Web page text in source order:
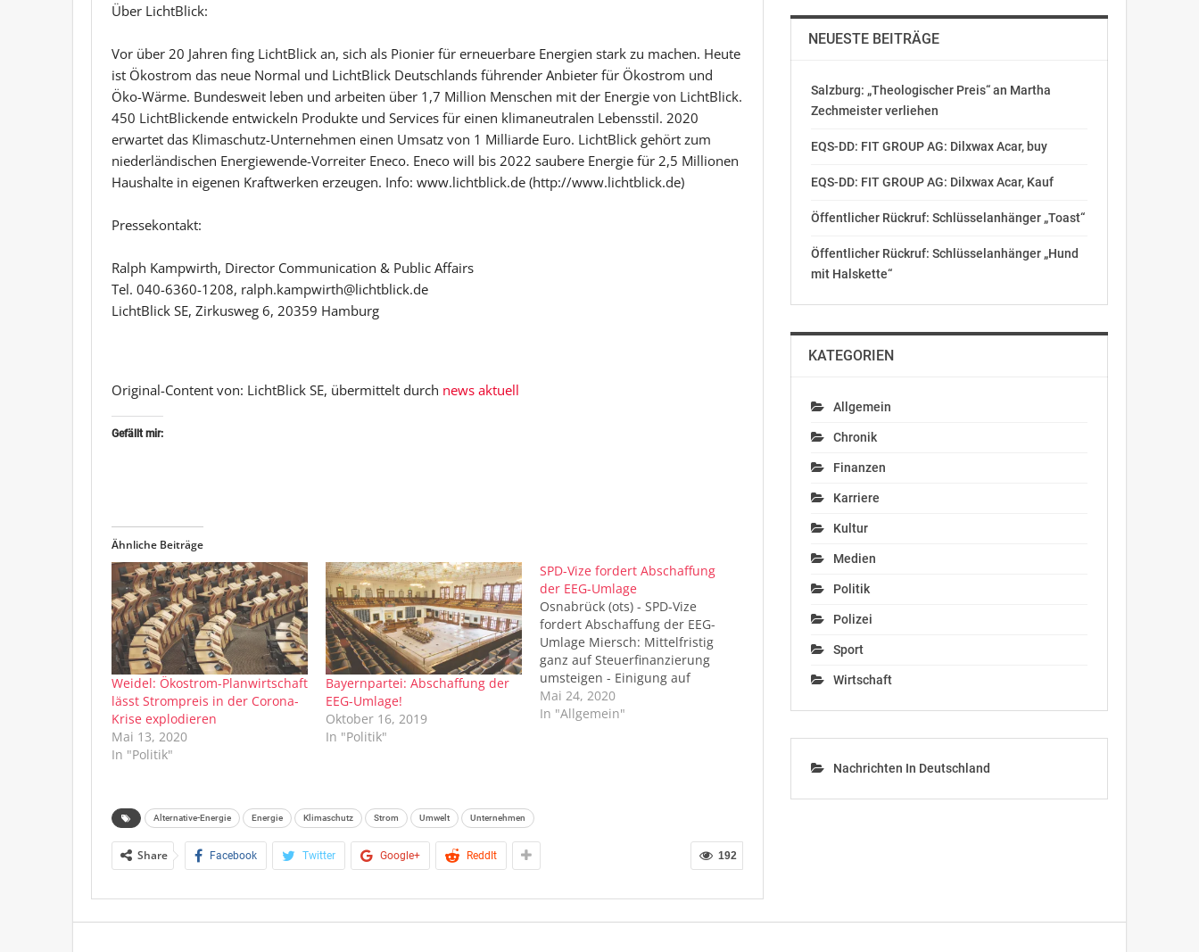
Über LichtBlick:
Vor über 20 Jahren fing LichtBlick an, sich als Pionier für erneuerbare Energien stark zu machen. Heute
ist Ökostrom das neue Normal und LichtBlick Deutschlands führender Anbieter für Ökostrom und
Öko-Wärme. Bundesweit leben und arbeiten über 1,7 Million Menschen mit der Energie von LichtBlick.
450 LichtBlickende entwickeln Produkte und Services für einen klimaneutralen Lebensstil. 2020
erwartet das Klimaschutz-Unternehmen einen Umsatz von 1 Milliarde Euro. LichtBlick gehört zum
niederländischen Energiewende-Vorreiter Eneco. Eneco will bis 2022 saubere Energie für 2,5 Millionen
Haushalte in eigenen Kraftwerken erzeugen. Info: www.lichtblick.de (http://www.lichtblick.de)
Pressekontakt:
Ralph Kampwirth, Director Communication & Public Affairs
Tel. 040-6360-1208, ralph.kampwirth@lichtblick.de
LichtBlick SE, Zirkusweg 6, 20359 Hamburg
Original-Content von: LichtBlick SE, übermittelt durch news aktuell
Gefällt mir:
Ähnliche Beiträge
Weidel: Ökostrom-Planwirtschaft
lässt Strompreis in der Corona-
Krise explodieren
Mai 13, 2020
In "Politik"
Bayernpartei: Abschaffung der
EEG-Umlage!
Oktober 16, 2019
In "Politik"
SPD-Vize fordert Abschaffung
der EEG-Umlage
Osnabrück (ots) - SPD-Vize
fordert Abschaffung der EEG-
Umlage Miersch: Mittelfristig
ganz auf Steuerfinanzierung
umsteigen - Einigung auf
Abstandsregeln für
Windmühlen gibt Erneuerbaren
Energiewende finanzieren. "Wir
Mai 24, 2020
In "Allgemein"
Alternative-Energie Energie Klimaschutz Strom Umwelt Unternehmen
192
Share Facebook Twitter Google+ ReddIt
NEUESTE BEITRÄGE
Salzburg: „Theologischer Preis“ an Martha
Zechmeister verliehen
EQS-DD: FIT GROUP AG: Dilxwax Acar, buy
EQS-DD: FIT GROUP AG: Dilxwax Acar, Kauf
Öffentlicher Rückruf: Schlüsselanhänger „Toast“
Öffentlicher Rückruf: Schlüsselanhänger „Hund
mit Halskette“
KATEGORIEN
Allgemein
Chronik
Finanzen
Karriere
Kultur
Medien
Politik
Polizei
Sport
Wirtschaft
Nachrichten In Deutschland